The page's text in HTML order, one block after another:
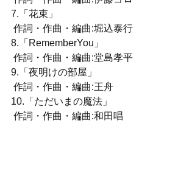
7.「花束」
作詞・作曲・編曲:堀込泰行
8.「RememberYou」
作詞・作曲・編曲:堂島孝平
9.「夜明けの部屋」
作詞・作曲・編曲:王舟
10.「ただいまの魔法」
作詞・作曲・編曲:和田唱